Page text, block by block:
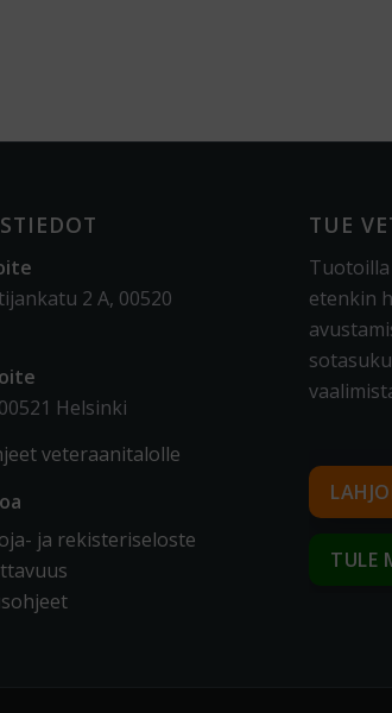
2 A, 00520
Helsinki
veteraanitalolle
ja rekisteriseloste
TUE
etenkin
TULE